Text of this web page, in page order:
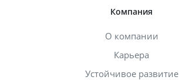
Компания
О компании
Карьера
Устойчивое развитие